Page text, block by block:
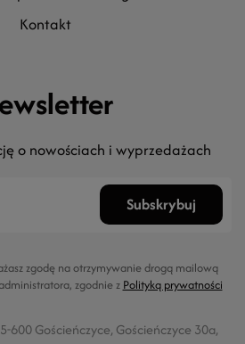
kontakt
o nowościach i wyprzedażach
zgodę na otrzymywanie drogą mailową
zgodnie z Polityką prywatności
600 Gościeńczyce, Gościeńczyce 30a,